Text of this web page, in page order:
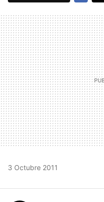
3 Octubre 2011